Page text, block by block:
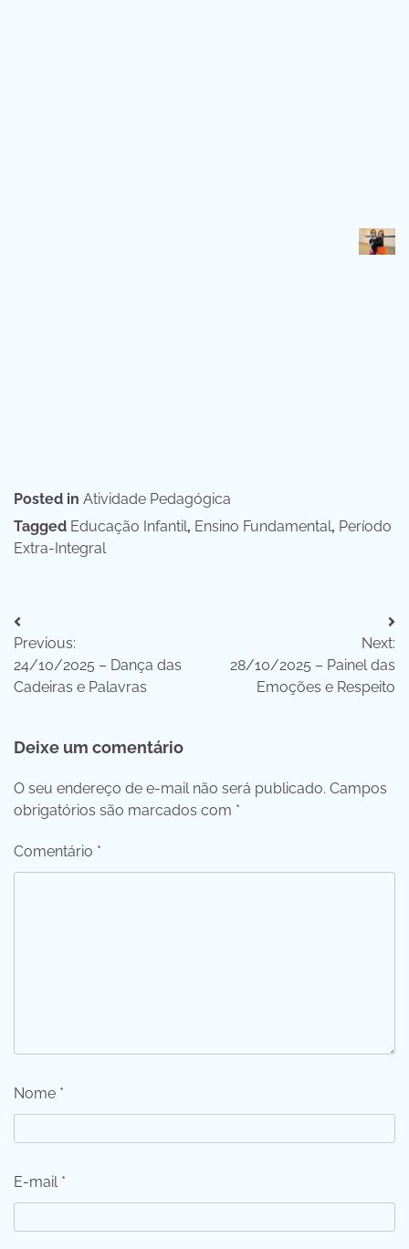
Posted in Atividade Pedagógica
Tagged Educação Infantil, Ensino Fundamental, Período
Extra-Integral
Navegação
de
Post
Previous:
24/10/2025 – Dança das
Cadeiras e Palavras
Next:
28/10/2025 – Painel das
Emoções e Respeito
Deixe um comentário
O seu endereço de e-mail não será publicado. Campos
obrigatórios são marcados com *
Comentário *
Nome *
E-mail *